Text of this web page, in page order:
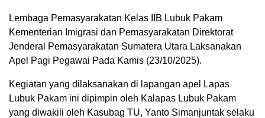
Lembaga Pemasyarakatan Kelas IIB Lubuk Pakam
Kementerian Imigrasi dan Pemasyarakatan Direktorat
Jenderal Pemasyarakatan Sumatera Utara Laksanakan
Apel Pagi Pegawai Pada Kamis (23/10/2025).
Kegiatan yang dilaksanakan di lapangan apel Lapas
Lubuk Pakam ini dipimpin oleh Kalapas Lubuk Pakam
yang diwakili oleh Kasubag TU, Yanto Simanjuntak selaku